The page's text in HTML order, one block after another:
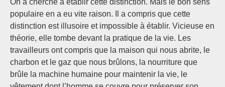
On a cherché à établir cette distinction. Mais le bon sens
populaire en a eu vite raison. Il a compris que cette
distinction est illusoire et impossible à établir. Vicieuse en
théorie, elle tombe devant la pratique de la vie. Les
travailleurs ont compris que la maison qui nous abrite, le
charbon et le gaz que nous brûlons, la nourriture que
brûle la machine humaine pour maintenir la vie, le